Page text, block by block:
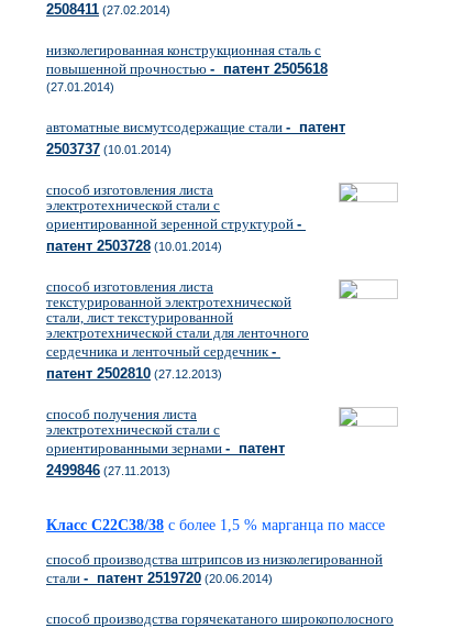
2508411 (27.02.2014)
низколегированная конструкционная сталь с
повышенной прочностью - патент 2505618
(27.01.2014)
автоматные висмутсодержащие стали - патент
2503737 (10.01.2014)
способ изготовления листа
электротехнической стали с
ориентированной зеренной структурой -
патент 2503728 (10.01.2014)
способ изготовления листа
текстурированной электротехнической
стали, лист текстурированной
электротехнической стали для ленточного
сердечника и ленточный сердечник-
патент 2502810 (27.12.2013)
способ получения листа
электротехнической стали с
ориентированными зернами - патент
2499846 (27.11.2013)
Класс C22C38/38 с более 1,5 % марганца по массе
способ производства штрипсов из низколегированной
стали - патент 2519720 (20.06.2014)
способ производства горячекатаного широкополосного